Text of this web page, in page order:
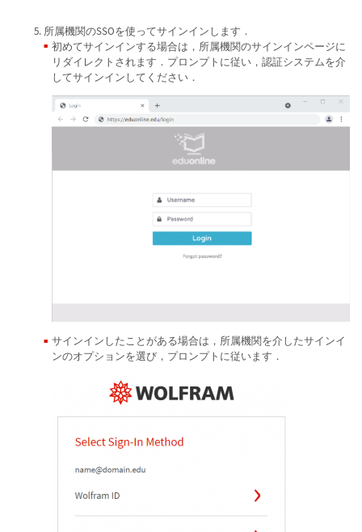
所属機関のSSOを使ってサインインします．
初めてサインインする場合は，所属機関のサインインページに
リダイレクトされます．プロンプトに従い，認証システムを介
してサインインしてください．
サインインしたことがある場合は，所属機関を介したサインイ
ンのオプションを選び，プロンプトに従います．